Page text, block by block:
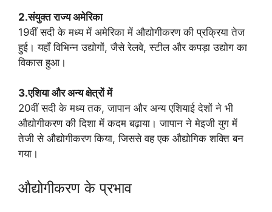
2.संयुक्त राज्य अमेरिका
19वीं सदी के मध्य में अमेरिका में औद्योगीकरण की प्रक्रिया तेज
हुई। यहाँ विभिन्न उद्योगों, जैसे रेलवे, स्टील और कपड़ा उद्योग का
विकास हुआ।
3.एशिया और अन्य क्षेत्रों में
20वीं सदी के मध्य तक, जापान और अन्य एशियाई देशों ने भी
औद्योगीकरण की दिशा में कदम बढ़ाया। जापान ने मेइजी युग में
तेजी से औद्योगीकरण किया, जिससे वह एक औद्योगिक शक्ति बन
गया।
औद्योगीकरण के प्रभाव